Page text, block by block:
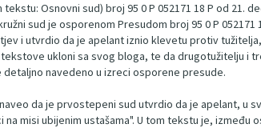
Osnovni sud) broj 95 0 P 052171 18 P od
sud je osporenom Presudom broj 95 0 P
i utvrdio da je apelant iznio klevetu protiv
ukloni sa svog bloga, te da drugotužitelju i
navedeno u izreci osporene presude.
da je prvostepeni sud utvrdio da je apelant,
misi ubijenim ustašama". U tom tekstu je,